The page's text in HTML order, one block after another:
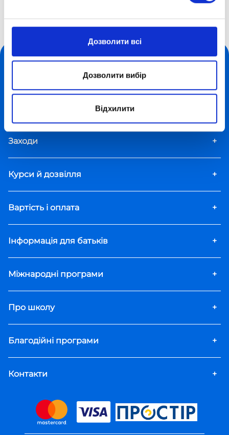
Дозволити всі
Дозволити вибір
Відхилити
Дистанційна школа «Оптіма»
Про школу
Заходи +
Курси й дозвілля +
Вартість і оплата +
Інформація для батьків +
Міжнародні програми +
Про школу +
Благодійні програми +
Контакти +